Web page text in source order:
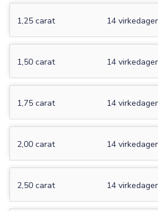
1,25 carat 14 virkedager
1,50 carat 14 virkedager
1,75 carat 14 virkedager
2,00 carat 14 virkedager
2,50 carat 14 virkedager